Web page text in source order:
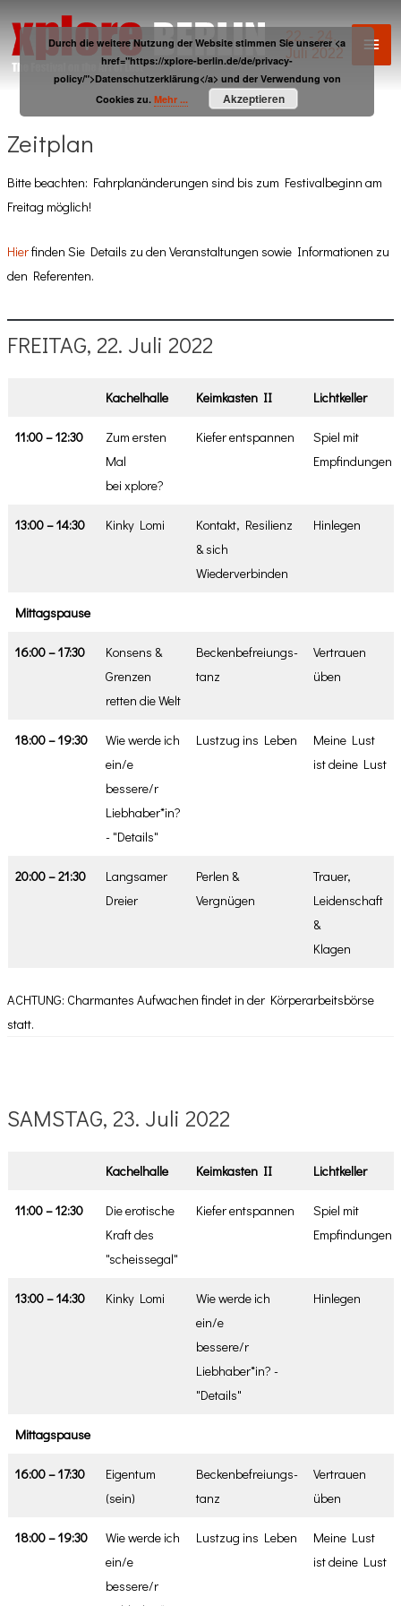
Inhalt
springen
22. - 24.
Juli 2022
Zeitplan
Bitte beachten: Fahrplanänderungen sind bis zum Festivalbeginn am
Freitag möglich!
Hierfinden Sie Details zu den Veranstaltungen sowie Informationen zu
den Referenten.
FREITAG, 22. Juli 2022
Kachelhalle Keimkasten II Lichtkeller
11:00 – 12:30
Zum ersten
Mal
bei xplore?
Kiefer entspannen
Spiel mit
Empfindungen
13:00 – 14:30 Kinky Lomi
Kontakt, Resilienz
& sich
Wiederverbinden
Hinlegen
Mittagspause
16:00 – 17:30
Konsens &
Grenzen
retten die Welt
Beckenbefreiungs-
tanz
Vertrauen
üben
18:00 – 19:30
Wie werde ich
ein/e
bessere/r
Liebhaber*in?
- "Details"
Lustzug ins Leben
Meine Lust
ist deine Lust
20:00 – 21:30
Langsamer
Dreier
Perlen &
Vergnügen
Trauer,
Leidenschaft
&
Klagen
ACHTUNG: Charmantes Aufwachen findet in der Körperarbeitsbörse
statt.
SAMSTAG, 23. Juli 2022
Kachelhalle Keimkasten II Lichtkeller
11:00 – 12:30
Die erotische
Kraft des
"scheissegal"
Kiefer entspannen
Spiel mit
Empfindungen
13:00 – 14:30 Kinky Lomi
Wie werde ich
ein/e
bessere/r
Liebhaber*in? -
"Details"
Hinlegen
Mittagspause
16:00 – 17:30
Eigentum
(sein)
Beckenbefreiungs-
tanz
Vertrauen
üben
18:00 – 19:30
Wie werde ich
ein/e
bessere/r
Lustzug ins Leben
Meine Lust
ist deine Lust
Durch die weitere Nutzung der Website stimmen Sie unserer <a
href="https://xplore-berlin.de/de/privacy-
policy/">Datenschutzerklärung</a> und der Verwendung von
Cookies zu.Mehr ... Akzeptieren